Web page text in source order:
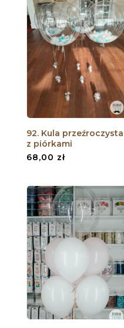
92. Kula przeźroczysta
z piórkami
68,00 zł